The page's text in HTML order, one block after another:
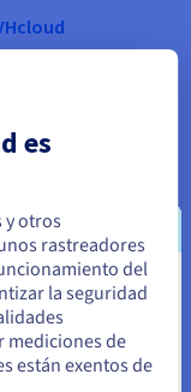
Cada
cada
(aunque
distintos
de
Los equipos
pueden
en
Estados
deberá buscar
es
y otros
rastreadores
del
la seguridad
mediciones de
están exentos de